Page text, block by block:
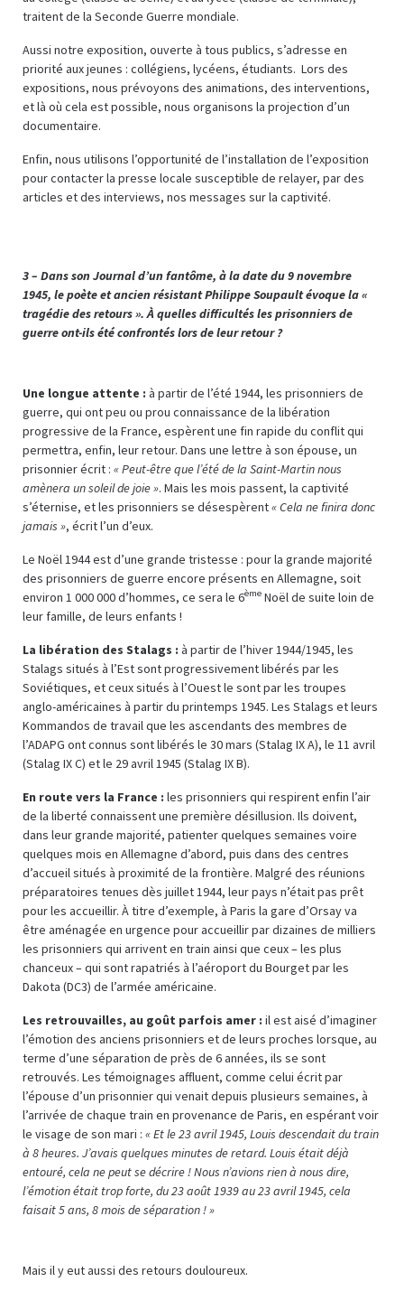
traitent de la Seconde Guerre mondiale.
Aussi notre exposition, ouverte à tous publics, s’adresse en
priorité aux jeunes : collégiens, lycéens, étudiants. Lors des
expositions, nous prévoyons des animations, des interventions,
et là où cela est possible, nous organisons la projection d’un
documentaire.
Enfin, nous utilisons l’opportunité de l’installation de l’exposition
pour contacter la presse locale susceptible de relayer, par des
articles et des interviews, nos messages sur la captivité.
3 – Dans son Journal d’un fantôme, à la date du 9 novembre
1945, le poète et ancien résistant Philippe Soupault évoque la «
tragédie des retours ». À quelles difficultés les prisonniers de
guerre ont-ils été confrontés lors de leur retour ?
Une longue attente : à partir de l’été 1944, les prisonniers de
guerre, qui ont peu ou prou connaissance de la libération
progressive de la France, espèrent une fin rapide du conflit qui
permettra, enfin, leur retour. Dans une lettre à son épouse, un
prisonnier écrit : « Peut-être que l’été de la Saint-Martin nous
amènera un soleil de joie ». Mais les mois passent, la captivité
s’éternise, et les prisonniers se désespèrent« Cela ne finira donc
jamais », écrit l’un d’eux.
Le Noël 1944 est d’une grande tristesse : pour la grande majorité
des prisonniers de guerre encore présents en Allemagne, soit
environ 1 000 000 d’hommes, ce sera le 6ème Noël de suite loin de
leur famille, de leurs enfants !
La libération des Stalags : à partir de l’hiver 1944/1945, les
Stalags situés à l’Est sont progressivement libérés par les
Soviétiques, et ceux situés à l’Ouest le sont par les troupes
anglo-américaines à partir du printemps 1945. Les Stalags et leurs
Kommandos de travail que les ascendants des membres de
l’ADAPG ont connus sont libérés le 30 mars (Stalag IX A), le 11 avril
(Stalag IX C) et le 29 avril 1945 (Stalag IX B).
En route vers la France : les prisonniers qui respirent enfin l’air
de la liberté connaissent une première désillusion. Ils doivent,
dans leur grande majorité, patienter quelques semaines voire
quelques mois en Allemagne d’abord, puis dans des centres
d’accueil situés à proximité de la frontière. Malgré des réunions
préparatoires tenues dès juillet 1944, leur pays n’était pas prêt
pour les accueillir. À titre d’exemple, à Paris la gare d’Orsay va
être aménagée en urgence pour accueillir par dizaines de milliers
les prisonniers qui arrivent en train ainsi que ceux – les plus
chanceux – qui sont rapatriés à l’aéroport du Bourget par les
Dakota (DC3) de l’armée américaine.
Les retrouvailles, au goût parfois amer : il est aisé d’imaginer
l’émotion des anciens prisonniers et de leurs proches lorsque, au
terme d’une séparation de près de 6 années, ils se sont
retrouvés. Les témoignages affluent, comme celui écrit par
l’épouse d’un prisonnier qui venait depuis plusieurs semaines, à
l’arrivée de chaque train en provenance de Paris, en espérant voir
le visage de son mari : « Et le 23 avril 1945, Louis descendait du train
à 8 heures. J’avais quelques minutes de retard. Louis était déjà
entouré, cela ne peut se décrire ! Nous n’avions rien à nous dire,
l’émotion était trop forte, du 23 août 1939 au 23 avril 1945, cela
faisait 5 ans, 8 mois de séparation ! »
Mais il y eut aussi des retours douloureux.